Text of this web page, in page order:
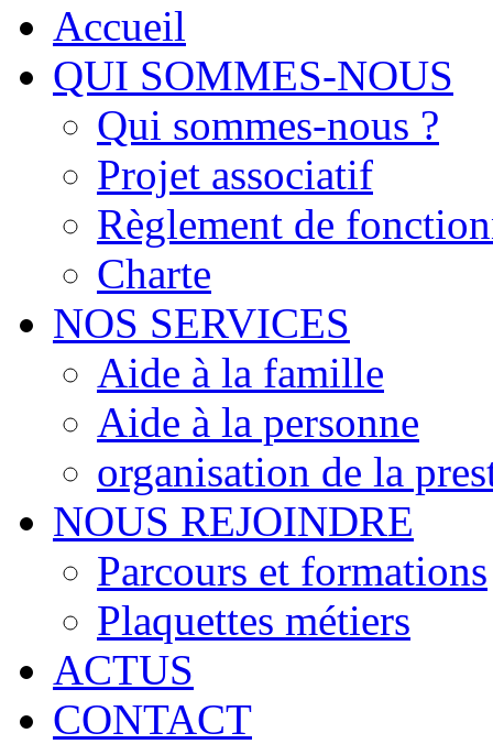
Accueil
QUI SOMMES-NOUS
Qui sommes-nous ?
Projet associatif
Règlement de
Charte
NOS SERVICES
Aide à la famille
Aide à la personne
organisation de la
NOUS REJOINDRE
Parcours et formations
Plaquettes métiers
ACTUS
CONTACT